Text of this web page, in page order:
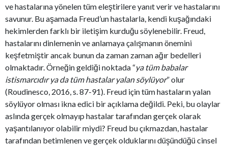
ve hastalarına yönelen tüm eleştirilere yanıt verir ve hastalarını
savunur. Bu aşamada Freud’un hastalarla, kendi kuşağındaki
hekimlerden farklı bir iletişim kurduğu söylenebilir. Freud,
hastalarını dinlemenin ve anlamaya çalışmanın önemini
keşfetmiştir ancak bunun da zaman zaman ağır bedelleri
olmaktadır. Örneğin geldiği noktada “ya tüm babalar
istismarcıdır ya da tüm hastalar yalan söylüyor” olur
(Roudinesco, 2016, s. 87-91). Freud için tüm hastaların yalan
söylüyor olması ikna edici bir açıklama değildi. Peki, bu olaylar
aslında gerçek olmayıp hastalar tarafından gerçek olarak
yaşantılanıyor olabilir miydi? Freud bu çıkmazdan, hastalar
tarafından betimlenen ve gerçek olduklarını düşündüğü cinsel